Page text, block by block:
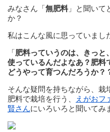
みなさん「無肥料 」と聞いて
か？
私はこんな風に思っていまし
「肥料っていうのは、きっと
使っているんだよなあ？ 肥料
どうやって育つんだろうか？
そんな疑問を持ちながら、栽
肥料で栽培を行う、
えがおフ
賢さんにいろいろと聞いてみ